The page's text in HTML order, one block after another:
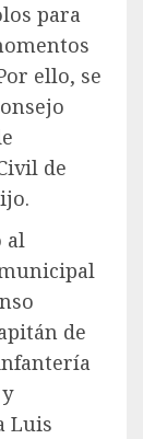
para
ello, se
de
al
de
Luis